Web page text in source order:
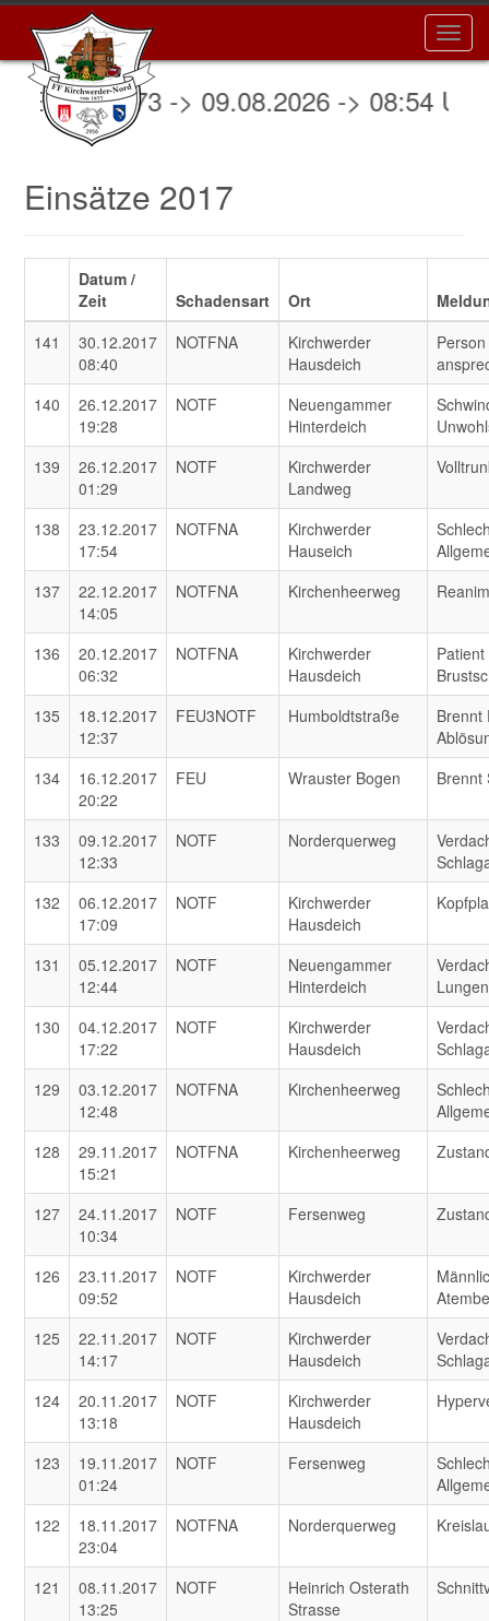
073 -> 09.08.2026 -> 08:54 Uhr ->
Einsätze 2017
Datum /
Zeit
Schadensart Ort
141
30.12.2017
08:40
NOTFNA
Kirchwerder
Hausdeich
140
26.12.2017
19:28
NOTF
Neuengammer
Hinterdeich
139
26.12.2017
01:29
NOTF
Kirchwerder
Landweg
138
23.12.2017
17:54
NOTFNA
Kirchwerder
Hauseich
137
22.12.2017
14:05
NOTFNA Kirchenheerweg
136
20.12.2017
06:32
NOTFNA
Kirchwerder
Hausdeich
135
18.12.2017
12:37
FEU3NOTF Humboldtstraße
Brennt
134
16.12.2017
20:22
FEU Wrauster Bogen Brennt
133
09.12.2017
12:33
NOTF Norderquerweg
132
06.12.2017
17:09
NOTF
Kirchwerder
Hausdeich
131
05.12.2017
12:44
NOTF
Neuengammer
Hinterdeich
130
04.12.2017
17:22
NOTF
Kirchwerder
Hausdeich
129
03.12.2017
12:48
NOTFNA Kirchenheerweg
128
29.11.2017
15:21
NOTFNA Kirchenheerweg
127
24.11.2017
10:34
NOTF Fersenweg
126
23.11.2017
09:52
NOTF
Kirchwerder
Hausdeich
125
22.11.2017
14:17
NOTF
Kirchwerder
Hausdeich
124
20.11.2017
13:18
NOTF
Kirchwerder
Hausdeich
123
19.11.2017
01:24
NOTF Fersenweg
122
18.11.2017
23:04
NOTFNA Norderquerweg
121
08.11.2017
13:25
NOTF
Heinrich Osterath
Strasse